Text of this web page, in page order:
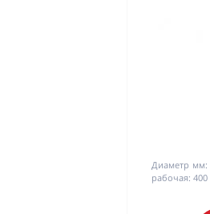
Диаметр мм:
рабочая: